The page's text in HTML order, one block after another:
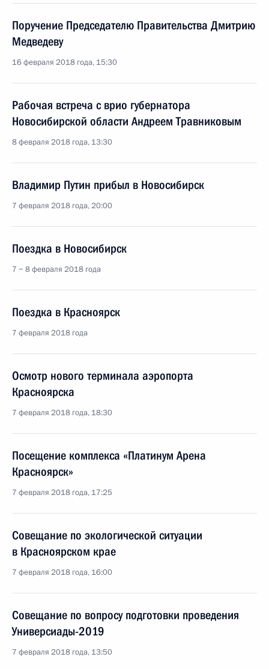
Поручение Председателю Правительства Дмитрию
Медведеву
16 февраля 2018 года, 15:30
Рабочая встреча с врио губернатора
Новосибирской области Андреем Травниковым
8 февраля 2018 года, 13:30
Владимир Путин прибыл в Новосибирск
7 февраля 2018 года, 20:00
Поездка в Новосибирск
7 − 8 февраля 2018 года
Поездка в Красноярск
7 февраля 2018 года
Осмотр нового терминала аэропорта
Красноярска
7 февраля 2018 года, 18:30
Посещение комплекса «Платинум Арена
Красноярск»
7 февраля 2018 года, 17:25
Совещание по экологической ситуации
в Красноярском крае
7 февраля 2018 года, 16:00
Совещание по вопросу подготовки проведения
Универсиады-2019
7 февраля 2018 года, 13:50